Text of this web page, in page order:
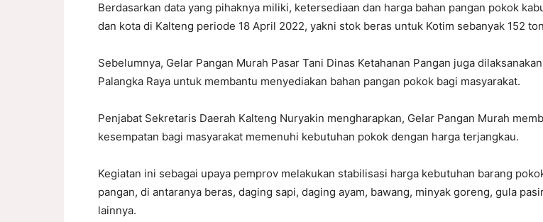
Berdasarkan data yang pihaknya miliki, ketersediaan dan harga bahan pangan pokok
dan kota di Kalteng periode 18 April 2022, yakni stok beras untuk Kotim sebanyak 152
Sebelumnya, Gelar Pangan Murah Pasar Tani Dinas Ketahanan Pangan juga
Palangka Raya untuk membantu menyediakan bahan pangan pokok bagi masyarakat.
Penjabat Sekretaris Daerah Kalteng Nuryakin mengharapkan, Gelar Pangan Murah
kesempatan bagi masyarakat memenuhi kebutuhan pokok dengan harga terjangkau.
Kegiatan ini sebagai upaya pemprov melakukan stabilisasi harga kebutuhan barang
pangan, di antaranya beras, daging sapi, daging ayam, bawang, minyak goreng, gula
lainnya.